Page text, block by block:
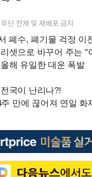
단 전재 및 재배포 금지